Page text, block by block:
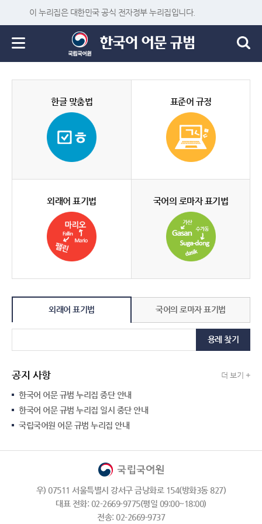
이 누리집은 대한민국 공식 전자정부 누리집입니다.
한글 맞춤법 표준어 규정
외래어 표기법 국어의 로마자 표기법
외래어 표기법 국어의 로마자 표기법
용례 찾기
공지 사항 더 보기 +
한국어 어문 규범 누리집 중단 안내
한국어 어문 규범 누리집 일시 중단 안내
국립국어원 어문 규범 누리집 안내
우) 07511 서울특별시 강서구 금낭화로 154(방화3동 827)
대표 전화: 02-2669-9775(평일 09:00~18:00)
전송: 02-2669-9737